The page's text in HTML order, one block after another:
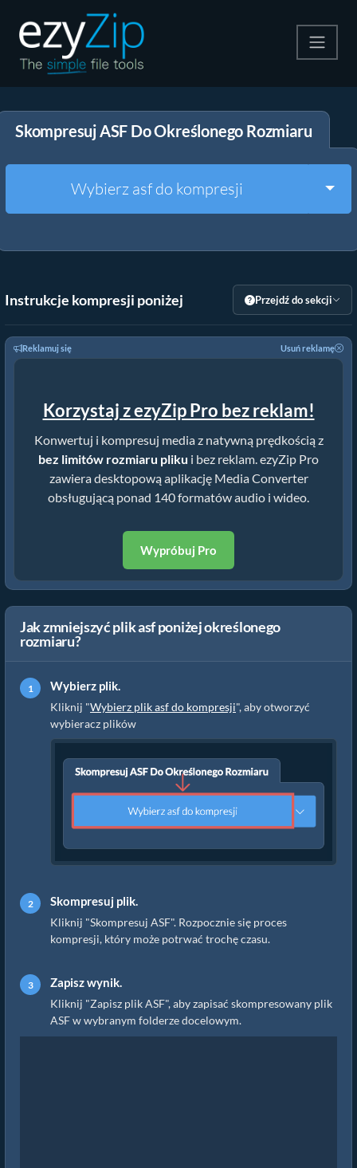
Rozpakuj
Inne narzędzia
Skompresuj ASF Do Określonego Rozmiaru
Wybierz asf do kompresji
Instrukcje kompresji poniżej Przejdź do sekcji
Reklamuj się Usuń reklamę
Korzystaj z ezyZip Pro bez reklam!
Konwertuj i kompresuj media z natywną prędkością z
bez limitów rozmiaru pliku i bez reklam. ezyZip Pro
zawiera desktopową aplikację Media Converter
obsługującą ponad 140 formatów audio i wideo.
Wypróbuj Pro
Jak zmniejszyć plik asf poniżej określonego
rozmiaru?
Wybierz plik.
Kliknij "Wybierz plik asf do kompresji", aby otworzyć
wybieracz plików
Skompresuj plik.
Kliknij "Skompresuj ASF". Rozpocznie się proces
kompresji, który może potrwać trochę czasu.
Zapisz wynik.
Kliknij "Zapisz plik ASF", aby zapisać skompresowany plik
ASF w wybranym folderze docelowym.